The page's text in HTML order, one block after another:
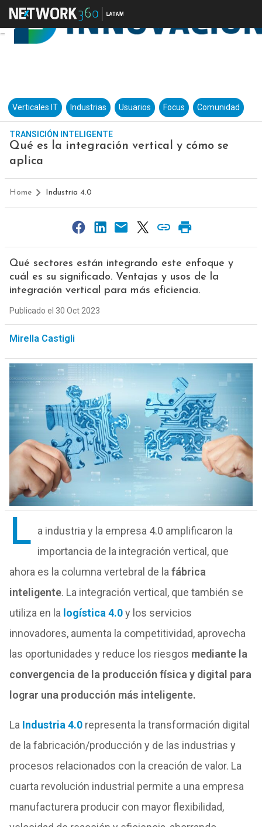
Verticales IT Industrias Usuarios Focus Comunidad
TRANSICIÓN INTELIGENTE
Qué es la integración vertical y cómo se
aplica
Home Industria 4.0
Qué sectores están integrando este enfoque y
cuál es su significado. Ventajas y usos de la
integración vertical para más eficiencia.
Publicado el 30 Oct 2023
Mirella Castigli
L a industria y la empresa 4.0 amplificaron la
importancia de la integración vertical, que
ahora es la columna vertebral de la fábrica
inteligente. La integración vertical, que también se
utiliza en la logística 4.0y los servicios
innovadores, aumenta la competitividad, aprovecha
las oportunidades y reduce los riesgos mediante la
convergencia de la producción física y digital para
lograr una producción más inteligente.
La Industria 4.0representa la transformación digital
de la fabricación/producción y de las industrias y
procesos relacionados con la creación de valor. La
cuarta revolución industrial permite a una empresa
manufacturera producir con mayor flexibilidad,